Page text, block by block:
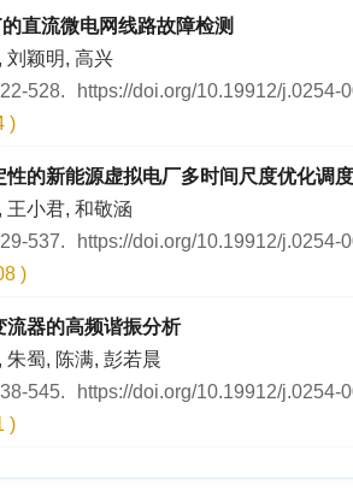
直流微电网线路故障检测
刘颖明, 高兴
528.
https://doi.org/10.19912/j.0254-
)
性的新能源虚拟电厂多时间尺度优化调度
王小君, 和敬涵
537.
https://doi.org/10.19912/j.0254-
)
流器的高频谐振分析
朱蜀, 陈满, 彭若晨
545.
https://doi.org/10.19912/j.0254-
)